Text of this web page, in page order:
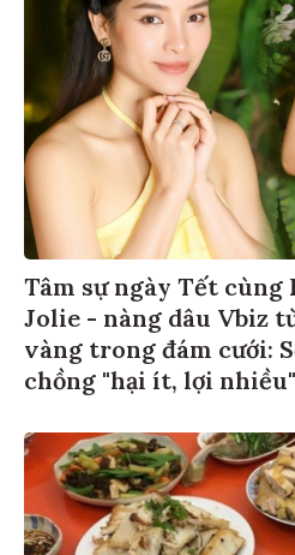
Tâm sự ngày Tết cùng
Jolie - nàng dâu Vbiz
vàng trong đám cưới:
chồng "hại ít, lợi nhiều"